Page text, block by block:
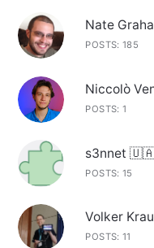
Nate
POSTS: 185
Niccolò
POSTS: 1
s3nnet
POSTS: 15
Volker
POSTS: 11